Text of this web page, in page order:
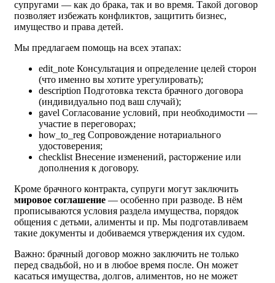
супругами — как до брака, так и во время. Такой договор
позволяет избежать конфликтов, защитить бизнес,
имущество и права детей.
Мы предлагаем помощь на всех этапах:
edit_note Консультация и определение целей сторон
(что именно вы хотите урегулировать);
description Подготовка текста брачного договора
(индивидуально под ваш случай);
gavel Согласование условий, при необходимости —
участие в переговорах;
how_to_reg Сопровождение нотариального
удостоверения;
checklist Внесение изменений, расторжение или
дополнения к договору.
Кроме брачного контракта, супруги могут заключить
мировое соглашение — особенно при разводе. В нём
прописываются условия раздела имущества, порядок
общения с детьми, алименты и пр. Мы подготавливаем
такие документы и добиваемся утверждения их судом.
Важно: брачный договор можно заключить не только
перед свадьбой, но и в любое время после. Он может
касаться имущества, долгов, алиментов, но не может